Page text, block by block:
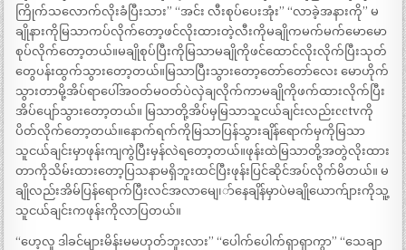
ကြိုက်သလောက်လိုးခံပြီးသား” “အင်း လီးစုပ်ပေးအုံး” “လာခဲ့အနားကို” မ
ချိုနားကိုမြသာကပ်လိုက်တော့ဖင်လိုးထားတဲ့လီးကိုမချိုကမက်မက်မောမော
စုပ်လိုက်တော့တယ်။မချိုစုပ်ပြီးကိုမြသာမချိုကိုဖင်ထောင်လိုးလိုက်ပြီးသုတ်
တွေပန်းထွက်သွားတော့တယ်။မြသာပြီးသွားတော့တော်တော်လေး မောဟိုက်
သွားတာမို့အိပ်ရာပေါ်အဝတ်မဝတ်ပဲလှဲချလိုက်ကာမချိုကိုဖက်ထားလိုက်ပြီး
အိပ်ပျော်သွားတော့တယ်။ မြသာတို့အိပ်မှမြသာသူငယ်ချင်းလည်းcctvကို
ပိတ်လိုက်တော့တယ်။နောက်ရက်ကိုမြသာပြန်သွားချိန်ရောက်မှကိုမြသာ
သူငယ်ချင်းမှာဖုန်းကျကွဲပြီးမှန်လဲရတော့တယ်။ဖုန်းထဲမြသာတို့အတွဲလိုးထား
တာကိုသိမ်းထားတော့ပြသနာမရှိဘူးထင်ပြီးဖုန်းပြင်ဆိုင်အပ်လိုက်မိတယ်။ မ
ချိုလည်းအိမ်ပြန်ရောက်ပြီးလင်အလာမျေ၊ာ်နေချိန်မှာပဲမချိုယောက်ျားကိုသူ့
သူငယ်ချင်းကဖုန်းကိုလာပြတယ်။
“ဟေ့လူ ဒါခင်များမိန်းမမဟုတ်ဘူးလား” “ပေါက်ပေါက်ရှာရှာကွာ” “သေချာ